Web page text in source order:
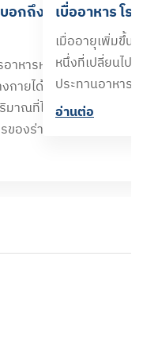
นผู้สูงอายุ
าม
ยิ่ง
อาหาร
อกถึงภาวะขาดสารอา
าหารหรือภาวะโภชนากา
กายได้รับสารอาหารหรือ
มาณที่ไม่เหมาะสม น้อยก
องร่างกาย
เบื่ออาหาร โ
เมื่ออายุเพิ่มขึ้น
หนึ่งที่เปลี่ยนไป
ประทานอาหาร
อ่านต่อ